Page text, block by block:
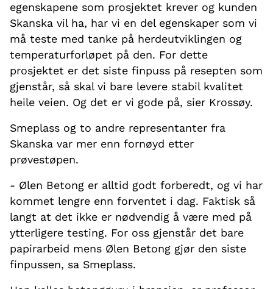
egenskapene som prosjektet krever og kunden
Skanska vil ha, har vi en del egenskaper som vi
må teste med tanke på herdeutviklingen og
temperaturforløpet på den. For dette
prosjektet er det siste finpuss på resepten som
gjenstår, så skal vi bare levere stabil kvalitet
heile veien. Og det er vi gode på, sier Krossøy.
Smeplass og to andre representanter fra
Skanska var mer enn fornøyd etter
prøvestøpen.
- Ølen Betong er alltid godt forberedt, og vi har
kommet lengre enn forventet i dag. Faktisk så
langt at det ikke er nødvendig å være med på
ytterligere testing. For oss gjenstår det bare
papirarbeid mens Ølen Betong gjør den siste
finpussen, sa Smeplass.